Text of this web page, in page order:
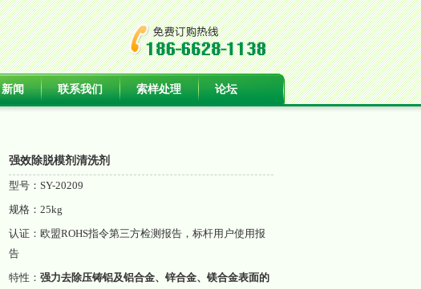
新闻 联系我们 索样处理 论坛
强效除脱模剂清洗剂
型号：SY-20209
规格：25kg
认证：欧盟ROHS指令第三方检测报告，标杆用户使用报
告
特性： 强力去除压铸铝及铝合金、锌合金、镁合金表面的